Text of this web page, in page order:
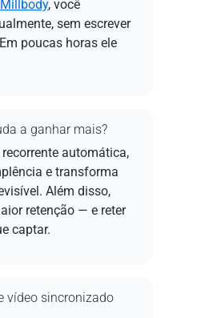
, você
sem escrever
poucas horas ele
a ganhar mais?
automática,
e transforma
Além disso,
retenção — e reter
captar.
vídeo sincronizado